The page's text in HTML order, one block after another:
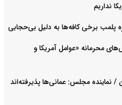
نداریم
پلمب برخی کافه‌ها به دلیل بی‌حجابی
محرمانه «عوامل آمریکا و
/ نماینده مجلس: عمانی‌ها پذیرفته‌اند